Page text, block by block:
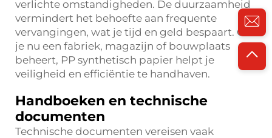
verlichte omstandigheden. De duurzaamheid
vermindert het behoefte aan frequente
vervangingen, wat je tijd en geld bespaart. Of
je nu een fabriek, magazijn of bouwplaats
beheert, PP synthetisch papier helpt je
veiligheid en efficiëntie te handhaven.
Handboeken en technische
documenten
Technische documenten vereisen vaak